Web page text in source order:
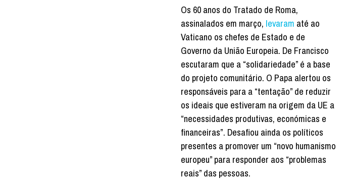
Os 60 anos do Tratado de Roma,
assinalados em março, levaram até ao
Vaticano os chefes de Estado e de
Governo da União Europeia. De Francisco
escutaram que a “solidariedade” é a base
do projeto comunitário. O Papa alertou os
responsáveis para a “tentação” de reduzir
os ideais que estiveram na origem da UE a
“necessidades produtivas, económicas e
financeiras”. Desafiou ainda os políticos
presentes a promover um “novo humanismo
europeu” para responder aos “problemas
reais” das pessoas.